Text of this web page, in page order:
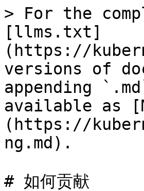
> For the
[llms.txt]
(https://
versions of
appending
available as
(https://
ng.md).
# 如何贡献